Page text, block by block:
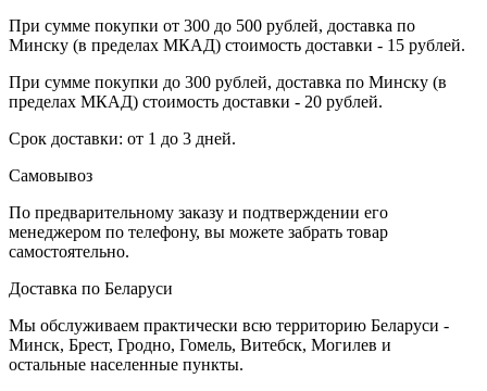
При сумме покупки от 300 до 500 рублей, доставка по
Минску (в пределах МКАД) стоимость доставки - 15 рублей.
При сумме покупки до 300 рублей, доставка по Минску (в
пределах МКАД) стоимость доставки - 20 рублей.
Срок доставки: от 1 до 3 дней.
Самовывоз
По предварительному заказу и подтверждении его
менеджером по телефону, вы можете забрать товар
самостоятельно.
Доставка по Беларуси
Мы обслуживаем практически всю территорию Беларуси -
Минск, Брест, Гродно, Гомель, Витебск, Могилев и
остальные населенные пункты.